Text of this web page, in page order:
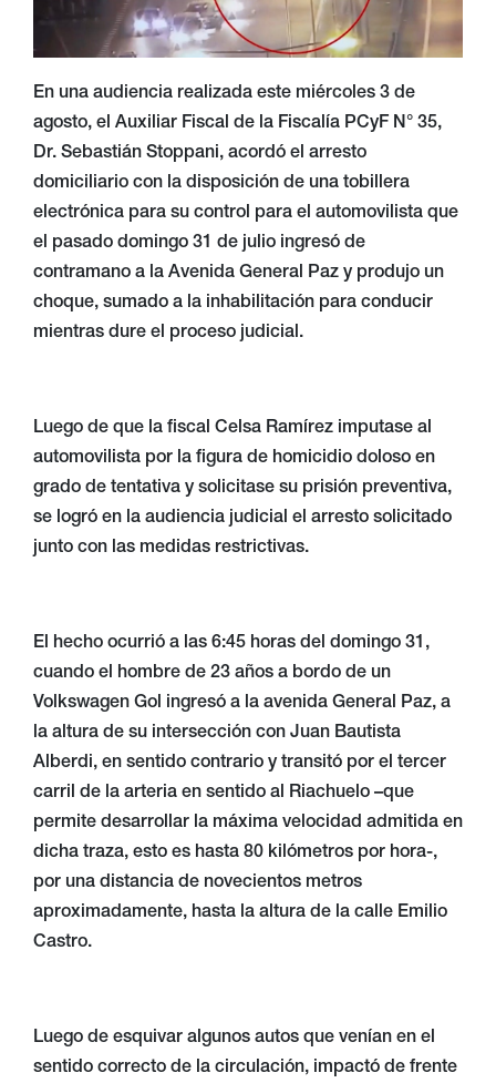
En una audiencia realizada este miércoles 3 de
agosto, el Auxiliar Fiscal de la Fiscalía PCyF N° 35,
Dr. Sebastián Stoppani, acordó el arresto
domiciliario con la disposición de una tobillera
electrónica para su control para el automovilista que
el pasado domingo 31 de julio ingresó de
contramano a la Avenida General Paz y produjo un
choque, sumado a la inhabilitación para conducir
mientras dure el proceso judicial.
Luego de que la fiscal Celsa Ramírez imputase al
automovilista por la figura de homicidio doloso en
grado de tentativa y solicitase su prisión preventiva,
se logró en la audiencia judicial el arresto solicitado
junto con las medidas restrictivas.
El hecho ocurrió a las 6:45 horas del domingo 31,
cuando el hombre de 23 años a bordo de un
Volkswagen Gol ingresó a la avenida General Paz, a
la altura de su intersección con Juan Bautista
Alberdi, en sentido contrario y transitó por el tercer
carril de la arteria en sentido al Riachuelo –que
permite desarrollar la máxima velocidad admitida en
dicha traza, esto es hasta 80 kilómetros por hora-,
por una distancia de novecientos metros
aproximadamente, hasta la altura de la calle Emilio
Castro.
Luego de esquivar algunos autos que venían en el
sentido correcto de la circulación, impactó de frente